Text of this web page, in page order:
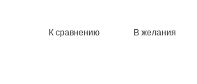
К сравнению В желания